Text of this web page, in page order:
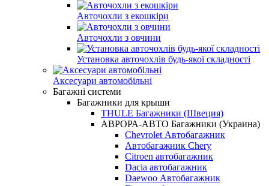
Авточохли з екошкіри
Авточохли з овчини
Установка авточохлів будь-якої складності
Аксесуари автомобільні
Багажні системи
Багажники для крыши
THULE Багажники (Швеция)
АВРОРА-АВТО Багажники (Украина)
Chevrolet Автобагажник
Автобагажник Chery
Citroen автобагажник
Dacia автобагажник
Daewoo Автобагажник